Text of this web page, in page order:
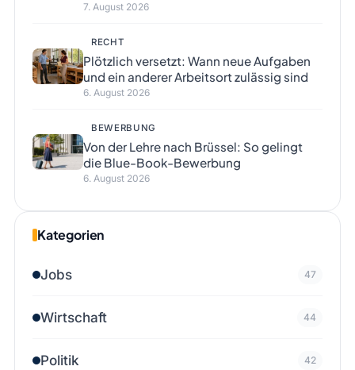
7. August 2026
RECHT
Plötzlich versetzt: Wann neue Aufgaben
und ein anderer Arbeitsort zulässig sind
6. August 2026
BEWERBUNG
Von der Lehre nach Brüssel: So gelingt
die Blue-Book-Bewerbung
6. August 2026
Kategorien
Jobs 47
Wirtschaft 44
Politik 42